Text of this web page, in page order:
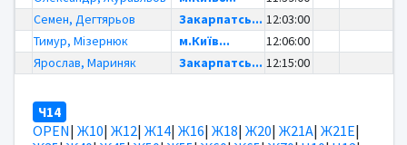
Семен, Дегтярьов
Закарпатсь... 12:03:00
Тимур, Мізернюк
м.Київ...
12:06:00
Ярослав, Мариняк
Закарпатсь... 12:15:00
Ч14
OPEN| Ж10| Ж12| Ж14| Ж16| Ж18| Ж20| Ж21А| Ж21Е|